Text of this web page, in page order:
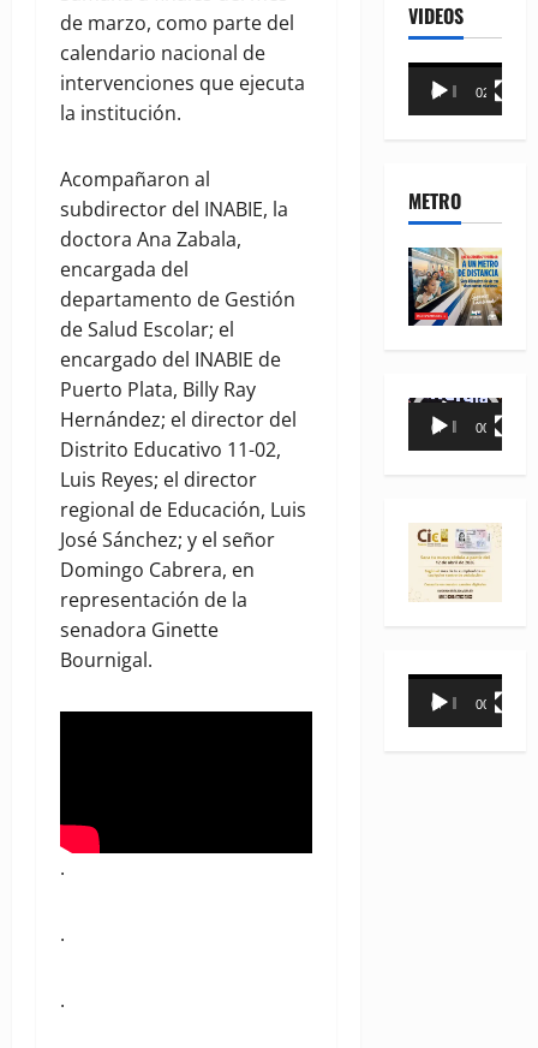
de marzo, como parte del
calendario nacional de
intervenciones que ejecuta
la institución.
Acompañaron al
subdirector del INABIE, la
doctora Ana Zabala,
encargada del
departamento de Gestión
de Salud Escolar; el
encargado del INABIE de
Puerto Plata, Billy Ray
Hernández; el director del
Distrito Educativo 11-02,
Luis Reyes; el director
regional de Educación, Luis
José Sánchez; y el señor
Domingo Cabrera, en
representación de la
senadora Ginette
Bournigal.
.
.
.
VIDEOS
Reproductor
00:00 02:18
METRO
Reproductor
00:00 00:35
Reproductor
00:00 00:31